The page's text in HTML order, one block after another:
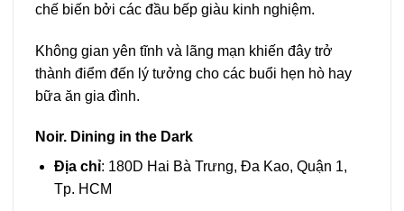
chế biến bởi các đầu bếp giàu kinh nghiệm.
Không gian yên tĩnh và lãng mạn khiến đây trở
thành điểm đến lý tưởng cho các buổi hẹn hò hay
bữa ăn gia đình.
Noir. Dining in the Dark
Địa chỉ: 180D Hai Bà Trưng, Đa Kao, Quận 1,
Tp. HCM